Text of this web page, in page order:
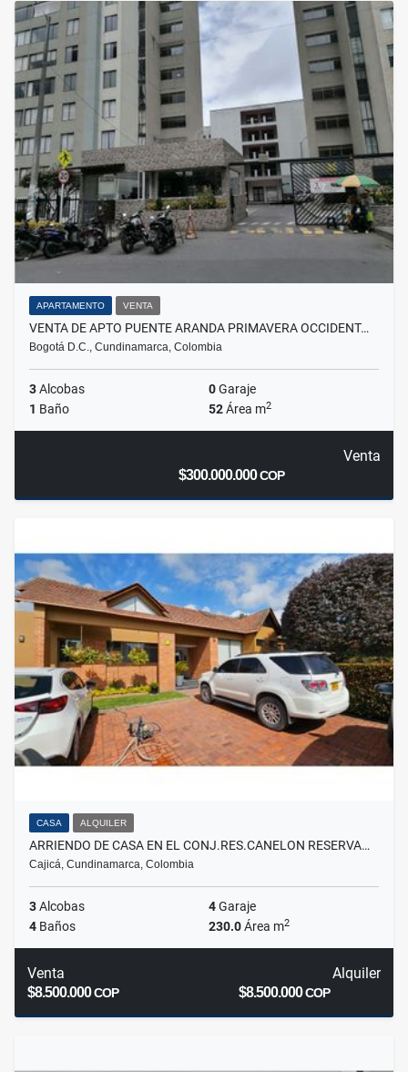
APARTAMENTO VENTA
VENTA DE APTO PUENTE ARANDA PRIMAVERA OCCIDENT…
Bogotá D.C., Cundinamarca, Colombia
3Alcobas 0Garaje
1 Baño 52Área m2
Venta
$300.000.000COP
CASA ALQUILER
ARRIENDO DE CASA EN EL CONJ.RES.CANELON RESERVA…
Cajicá, Cundinamarca, Colombia
3Alcobas 4Garaje
4 Baños 230.0Área m2
Venta
$8.500.000COP
Alquiler
$8.500.000COP